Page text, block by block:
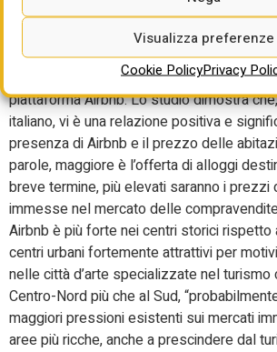
Visualizza preferenze
Cookie PolicyPrivacy
popolazione non residente, come
turisti e la particolare categoria di turisti
culturali o per motivi di affari. A questi
aggiunta la numerosità delle strutture
piattaforma Airbnb. Lo studio dimostra
italiano, vi è una relazione positiva e
presenza di Airbnb e il prezzo delle
parole, maggiore è l’offerta di alloggi
breve termine, più elevati saranno i prezzi
immesse nel mercato delle
Airbnb è più forte nei centri storici rispetto
centri urbani fortemente attrattivi per
nelle città d’arte specializzate nel turismo
Centro-Nord più che al Sud,
maggiori pressioni esistenti sui mercati
aree più ricche, anche a prescindere dal